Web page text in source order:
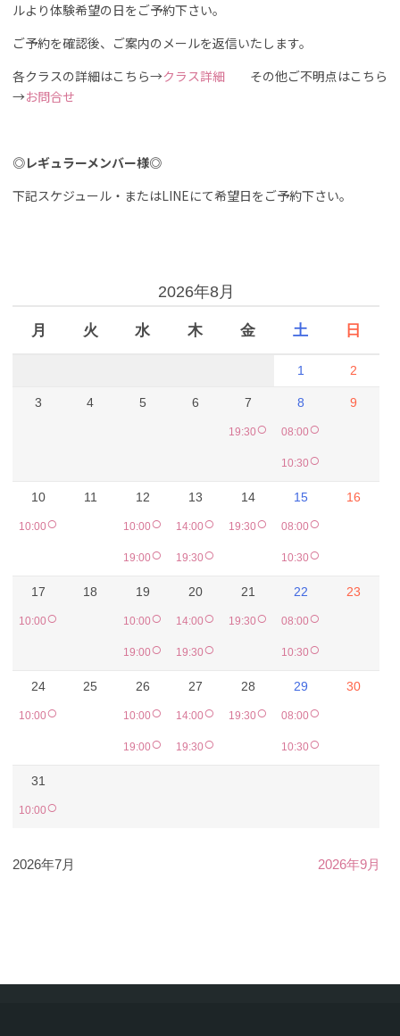
ルより体験希望の日をご予約下さい。
ご予約を確認後、ご案内のメールを返信いたします。
各クラスの詳細はこちら→クラス詳細 その他ご不明点はこちら
→お問合せ
◎レギュラーメンバー様◎
下記スケジュール・またはLINEにて希望日をご予約下さい。
2026年8月
月 火 水 木 金 土 日
1 2
3 4 5 6 7
19:30○
8
08:00○
10:30○
9
10
10:00○
11 12
10:00○
19:00○
13
14:00○
19:30○
14
19:30○
15
08:00○
10:30○
16
17
10:00○
18 19
10:00○
19:00○
20
14:00○
19:30○
21
19:30○
22
08:00○
10:30○
23
24
10:00○
25 26
10:00○
19:00○
27
14:00○
19:30○
28
19:30○
29
08:00○
10:30○
30
31
10:00○
2026年7月 2026年9月